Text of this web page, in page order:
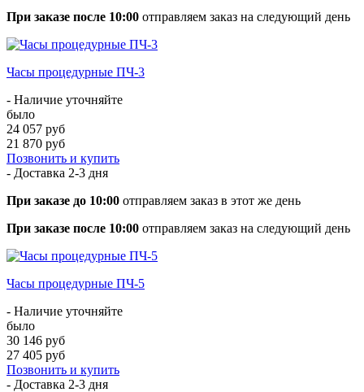
При заказе после 10:00 отправляем заказ на следующий день
Часы процедурные ПЧ-3
- Наличие уточняйте
было
24 057 руб
21 870 руб
Позвонить и купить
- Доставка 2-3 дня
При заказе до 10:00 отправляем заказ в этот же день
При заказе после 10:00 отправляем заказ на следующий день
Часы процедурные ПЧ-5
- Наличие уточняйте
было
30 146 руб
27 405 руб
Позвонить и купить
- Доставка 2-3 дня